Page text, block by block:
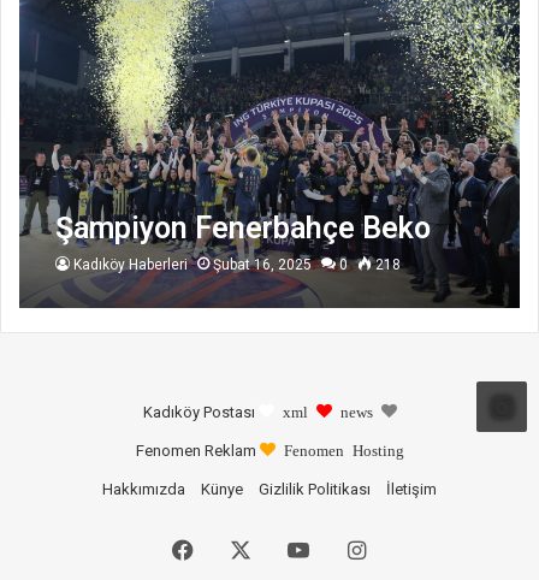
Şampiyon Fenerbahçe Beko
Kadıköy Haberleri Şubat 16, 2025 0 218
Kadıköy Postası xml news
Fenomen Reklam Fenomen Hosting
Hakkımızda Künye Gizlilik Politikası İletişim
Facebook YouTubeInstagram